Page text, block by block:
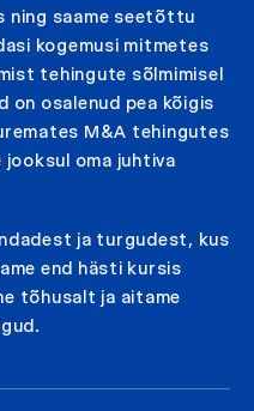
ning saame seetõttu
kogemusi mitmetes
tehingute sõlmimisel
on osalenud pea kõigis
M&A tehingutes
oma juhtiva
ja turgudest, kus
end hästi kursis
tõhusalt ja aitame